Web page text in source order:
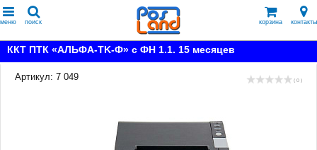
меню поиск корзина контакты
ККТ ПТК «АЛЬФА-TK-Ф» с ФН 1.1. 15 месяцев
Артикул: 7 049 ( 0 )